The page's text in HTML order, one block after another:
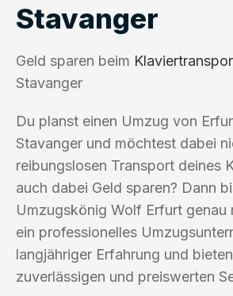
Stavanger
Geld sparen beim
Stavanger
Du planst einen Umzug von
Stavanger und möchtest dabei
reibungslosen Transport deines
auch dabei Geld sparen? Dann
Umzugskönig Wolf Erfurt genau
ein professionelles
langjähriger Erfahrung und
zuverlässigen und preiswerten